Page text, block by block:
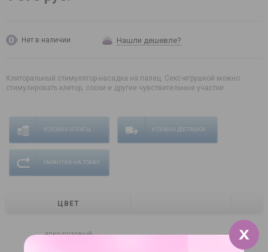
Нет в наличии Нашли дешевле?
Клиторальный стимулятор-насадка на палец. Секс-игрушкой можно
стимулировать клитор, соски и другие чувствительные участки.
УСЛОВИЯ ОПЛАТЫ УСЛОВИЯ ДОСТАВКИ
ГАРАНТИЯ НА ТОВАР
ЦВЕТ
ярко-розовый